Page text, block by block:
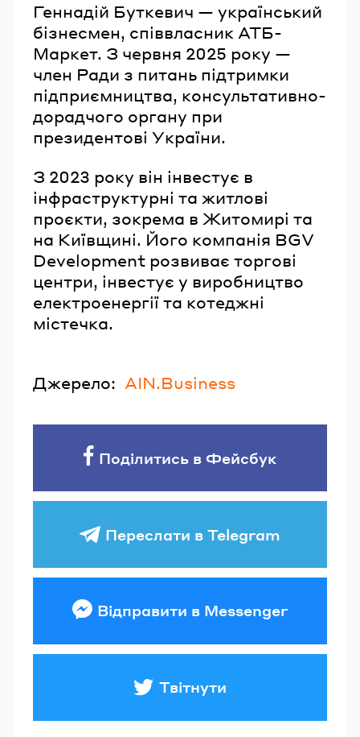
Геннадій Буткевич — український
бізнесмен, співвласник АТБ-
Маркет. З червня 2025 року —
член Ради з питань підтримки
підприємництва, консультативно-
дорадчого органу при
президентові України.
З 2023 року він інвестує в
інфраструктурні та житлові
проєкти, зокрема в Житомирі та
на Київщині. Його компанія BGV
Development розвиває торгові
центри, інвестує у виробництво
електроенергії та котеджні
містечка.
Джерело: AIN.Business
Поділитись в Фейсбук
Переслати в Telegram
Відправити в Messenger
Твітнути